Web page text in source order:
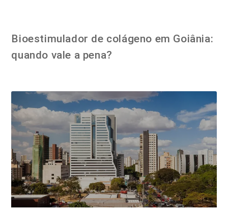
Bioestimulador de colágeno em Goiânia:
quando vale a pena?